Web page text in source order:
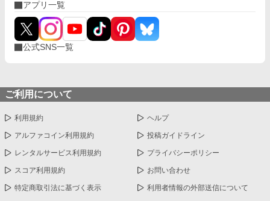
アプリ一覧
公式SNS一覧
ご利用について
利用規約 ヘルプ
アルファコイン利用規約 投稿ガイドライン
レンタルサービス利用規約 プライバシーポリシー
スコア利用規約 お問い合わせ
特定商取引法に基づく表示 利用者情報の外部送信について